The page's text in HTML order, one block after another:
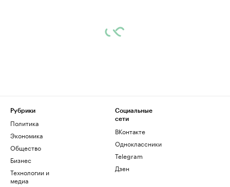
Рубрики
Политика
Экономика
Общество
Бизнес
Технологии и
медиа
Социальные
сети
ВКонтакте
Одноклассники
Telegram
Дзен